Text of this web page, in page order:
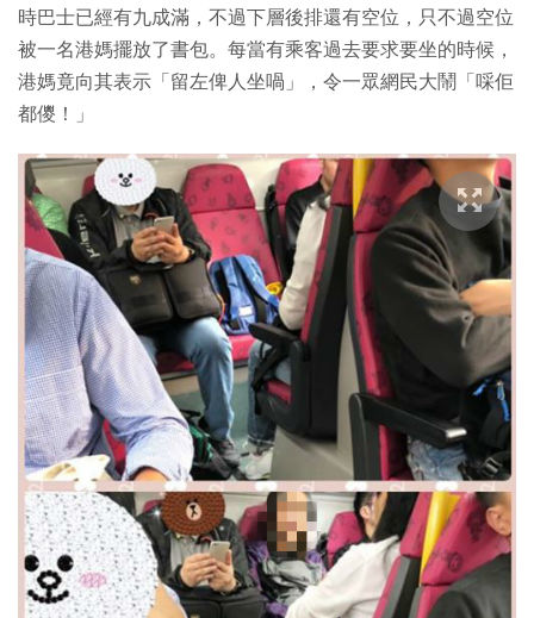
時巴士已經有九成滿，不過下層後排還有空位，只不過空位
被一名港媽擺放了書包。每當有乘客過去要求要坐的時候，
港媽竟向其表示「留左俾人坐喎」，令一眾網民大鬧「啋佢
都儍！」